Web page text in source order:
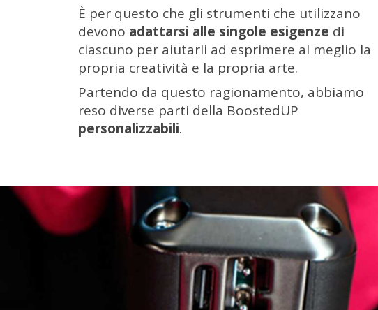
È per questo che gli strumenti che utilizzano
devono adattarsi alle singole esigenze di
ciascuno per aiutarli ad esprimere al meglio la
propria creatività e la propria arte.
Partendo da questo ragionamento, abbiamo
reso diverse parti della BoostedUP
personalizzabili.